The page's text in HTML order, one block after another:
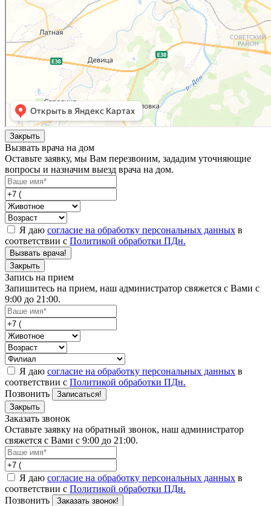
Закрыть
Вызвать врача на дом
Оставьте заявку, мы Вам перезвоним, зададим уточняющие
вопросы и назначим выезд врача на дом.
Я даю согласие на обработку персональных данных в
соответствии с Политикой обработки ПДн.
Вызвать врача!
Закрыть
Запись на прием
Запишитесь на прием, наш администратор свяжется с Вами с
9:00 до 21:00.
Я даю согласие на обработку персональных данных в
соответствии с Политикой обработки ПДн.
Позвонить
Записаться!
Закрыть
Заказать звонок
Оставьте заявку на обратный звонок, наш администратор
свяжется с Вами с 9:00 до 21:00.
Я даю согласие на обработку персональных данных в
соответствии с Политикой обработки ПДн.
Позвонить
Заказать звонок!